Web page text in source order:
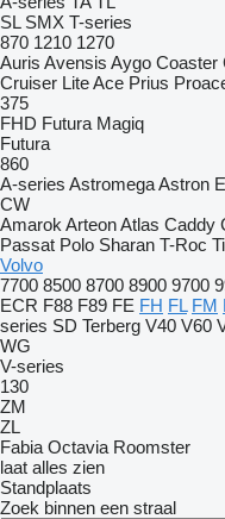
SL SMX T-series
870 1210 1270
Auris Avensis Aygo Coaster
Cruiser Lite Ace Prius
375
FHD Futura Magiq
Futura
860
A-series AstromegaAstron
CW
Amarok ArteonAtlas Caddy
Passat Polo Sharan T-Roc
Volvo
7700 8500 8700 8900 9700
ECR F88 F89 FE FH FL FM
series SD Terberg V40 V60
WG
V-series
130
ZM
ZL
Fabia Octavia Roomster
laat alles zien
Standplaats
Zoek binnen een straal